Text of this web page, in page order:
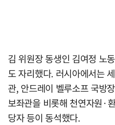
김 위원장 동생인 김여정 노
도 자리했다. 러시아에서는
관, 안드레이 벨루소프 국방
보좌관을 비롯해 천연자원·
당자 등이 동석했다.